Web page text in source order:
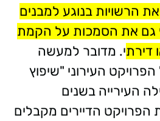
הרשויות בנוגע למבנים
גם את הסמכות על הקמת
דירתי. מדובר למעשה
העירוני "שיפוץ
העירייה בשנים
הדיירים מקבלים